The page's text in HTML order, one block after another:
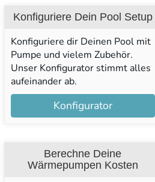
Konfiguriere Dein Pool Setup
Konfiguriere dir Deinen Pool mit
Pumpe und vielem Zubehör.
Unser Konfigurator stimmt alles
aufeinander ab.
Konfigurator
Berechne Deine
Wärmepumpen Kosten